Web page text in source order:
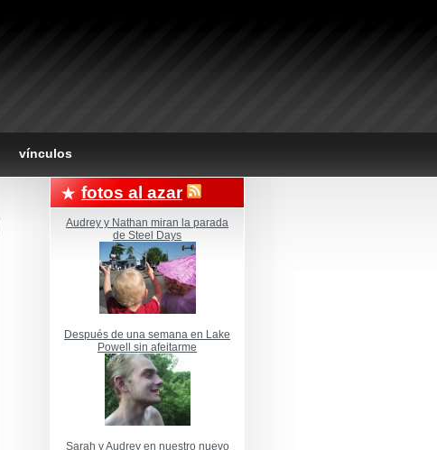
vínculos
fotos al azar
Audrey y Nathan miran la parada
de Steel Days
Después de una semana en Lake
Powell sin afeitarme
Sarah y Audrey en nuestro nuevo